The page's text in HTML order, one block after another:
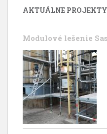
AKTUÁLNE PROJEKTY
Modulové lešenie